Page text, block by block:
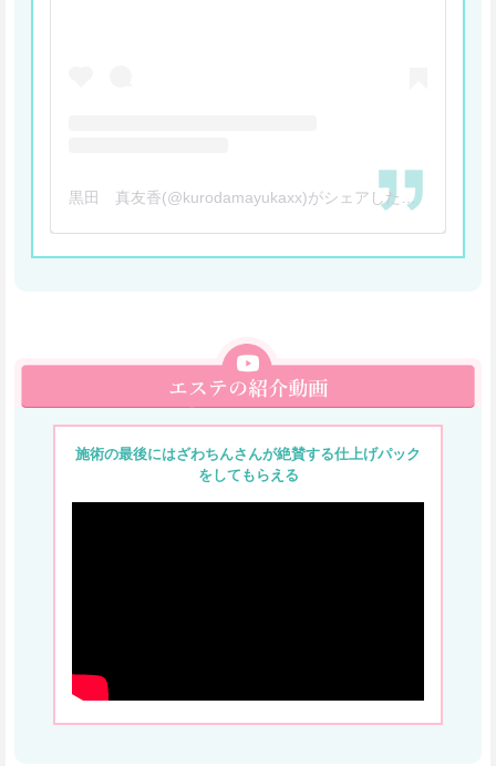
黒田 真友香(@kurodamayukaxx)がシェアした投稿
施術の最後にはざわちんさんが絶賛する仕上げパック
をしてもらえる